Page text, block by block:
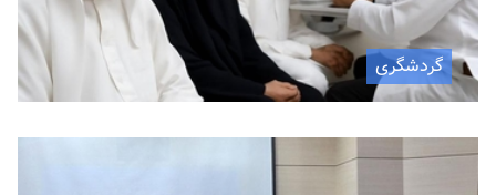
گردشگری